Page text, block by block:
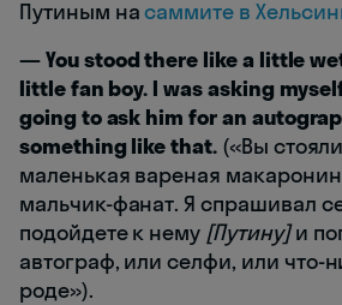
Путиным насаммите в
— You stood there like a little
little fan boy. I was asking
going to ask him for an
something like that. («Вы
маленькая вареная
мальчик-фанат. Я спрашивал
подойдете к нему [Путину]и
автограф, или селфи, или что-
роде»).